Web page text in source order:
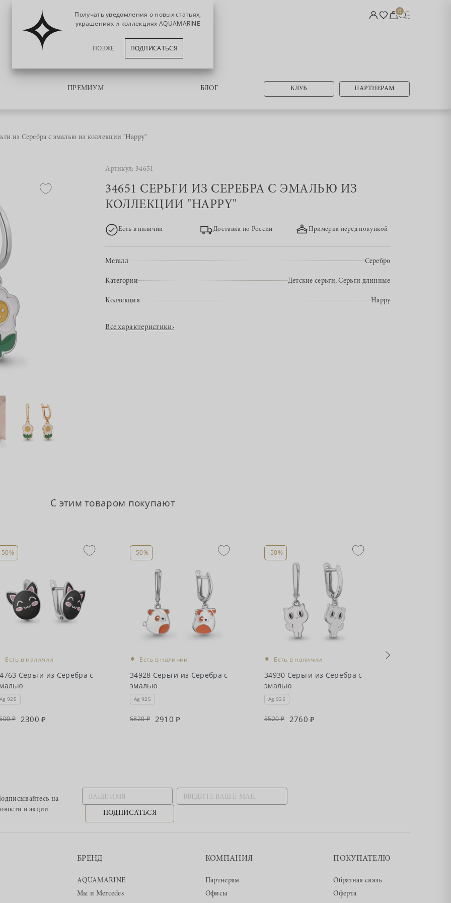
0
ПРЕМИУМ БЛОГ КЛУБ ПАРТНЕРАМ
из Серебра с эмалью из коллекции "Happy"
Артикул: 34651
34651 СЕРЬГИ ИЗ СЕРЕБРА С ЭМАЛЬЮ ИЗ
КОЛЛЕКЦИИ "HAPPY"
Есть в наличии Доставка по России Примерка перед покупкой
Металл Серебро
Категории Детские серьги, Серьги длинные
Коллекция Happy
Все характеристики›
С этим товаром покупают
-50%
Есть в наличии
Серьги из Серебра с
Ag 925
2300
-50%
• Есть в наличии
34928 Серьги из Серебра с
эмалью
Ag 925
5820 2910
-50%
• Есть в наличии
34930 Серьги из Серебра с
эмалью
Ag 925
5520 2760
на
и акции
ПОДПИСАТЬСЯ
БРЕНД
AQUAMARINE
Мы и Mercedes
КОМПАНИЯ
Партнерам
Офисы
ПОКУПАТЕЛЮ
Обратная связь
Оферта
Получать уведомления о новых статьях,
украшениях и коллекциях AQUAMARINE
ПОЗЖЕ ПОДПИСАТЬСЯ